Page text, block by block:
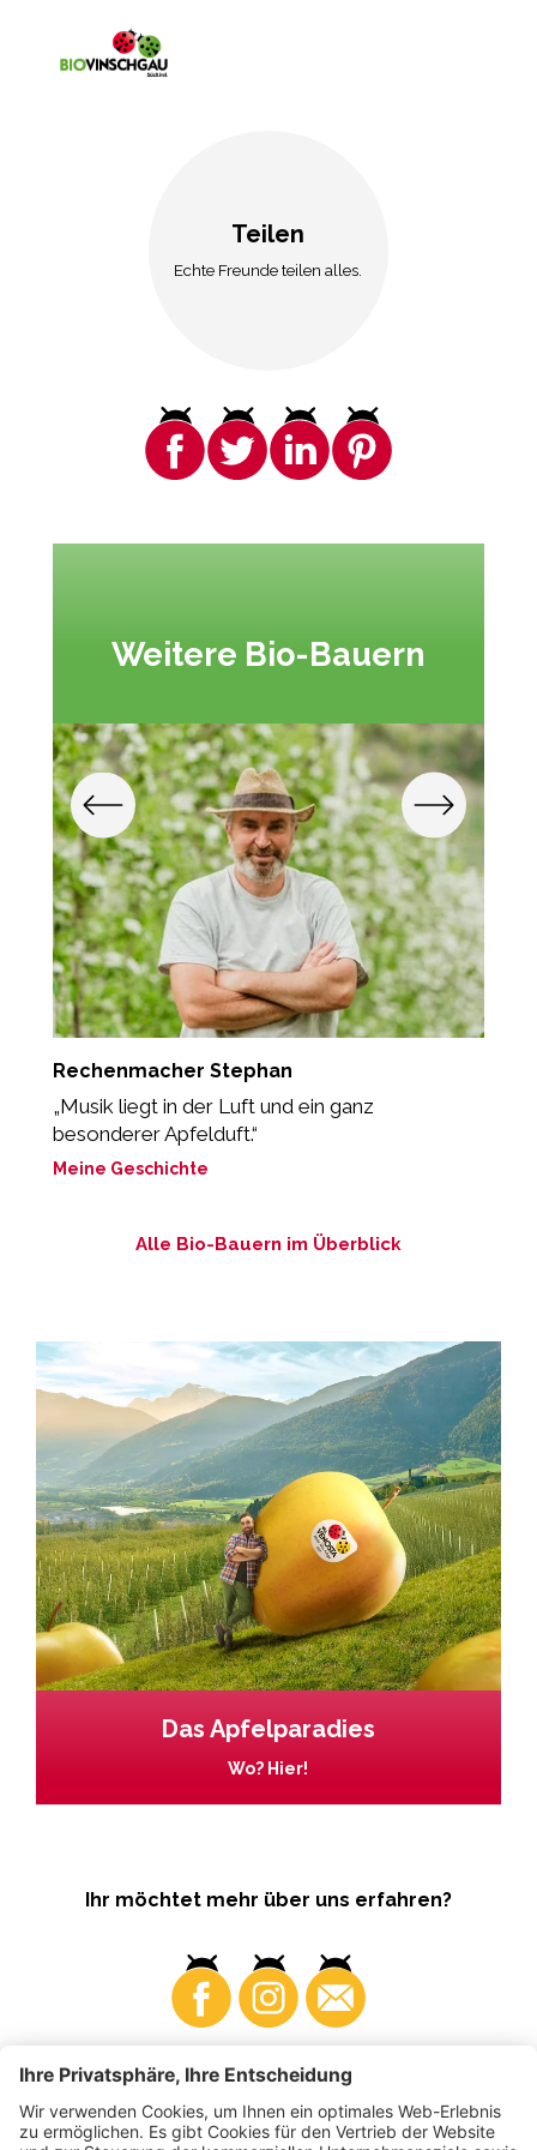
Teilen
Echte Freunde teilen alles.
Weitere Bio-Bauern
Rechenmacher Stephan
„Musik liegt in der Luft und ein ganz
besonderer Apfelduft.“
Meine Geschichte
Alle Bio-Bauern im Überblick
Das Apfelparadies
Wo? Hier!
Ihr möchtet mehr über uns erfahren?
Business Produzenten